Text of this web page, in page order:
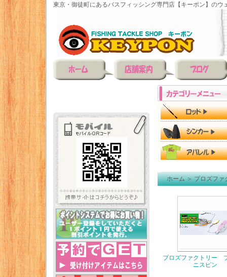
東京・御徒町にあるバスフィッシング専門店【キーポン】のウ
ホーム＞プロズファ
プロズファクトリー
ニスピン